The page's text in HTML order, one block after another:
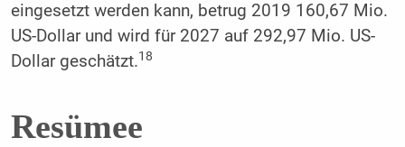
eingesetzt werden kann, betrug 2019 160,67 Mio.
US-Dollar und wird für 2027 auf 292,97 Mio. US-
Dollar geschätzt.18
Resümee